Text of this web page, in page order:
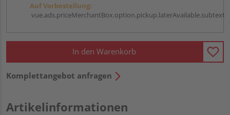
Auf Vorbestellung:
vue.ads.priceMerchantBox.option.pickup.laterAvailable.subtext
In den Warenkorb
Komplettangebot anfragen
Artikelinformationen